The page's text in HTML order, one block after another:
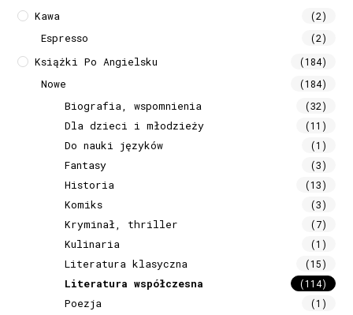
Kawa (2)
Espresso (2)
Książki Po Angielsku (184)
Nowe (184)
Biografia, wspomnienia (32)
Dla dzieci i młodzieży (11)
Do nauki języków (1)
Fantasy (3)
Historia (13)
Komiks (3)
Kryminał, thriller (7)
Kulinaria (1)
Literatura klasyczna (15)
Literatura współczesna (114)
Poezja (1)